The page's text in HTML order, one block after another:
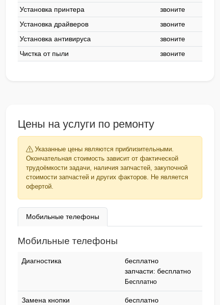
Установка принтера
звоните
Установка драйверов
звоните
Установка антивируса
звоните
Чистка от пыли
звоните
Цены на услуги по ремонту
Указанные цены являются приблизительными.
Окончательная стоимость зависит от фактической
трудоёмкости задачи, наличия запчастей, закупочной
стоимости запчастей и других факторов. Не является
офертой.
Мобильные телефоны
Мобильные телефоны
Диагностика
бесплатно
запчасти: бесплатно
Бесплатно
Замена кнопки
бесплатно